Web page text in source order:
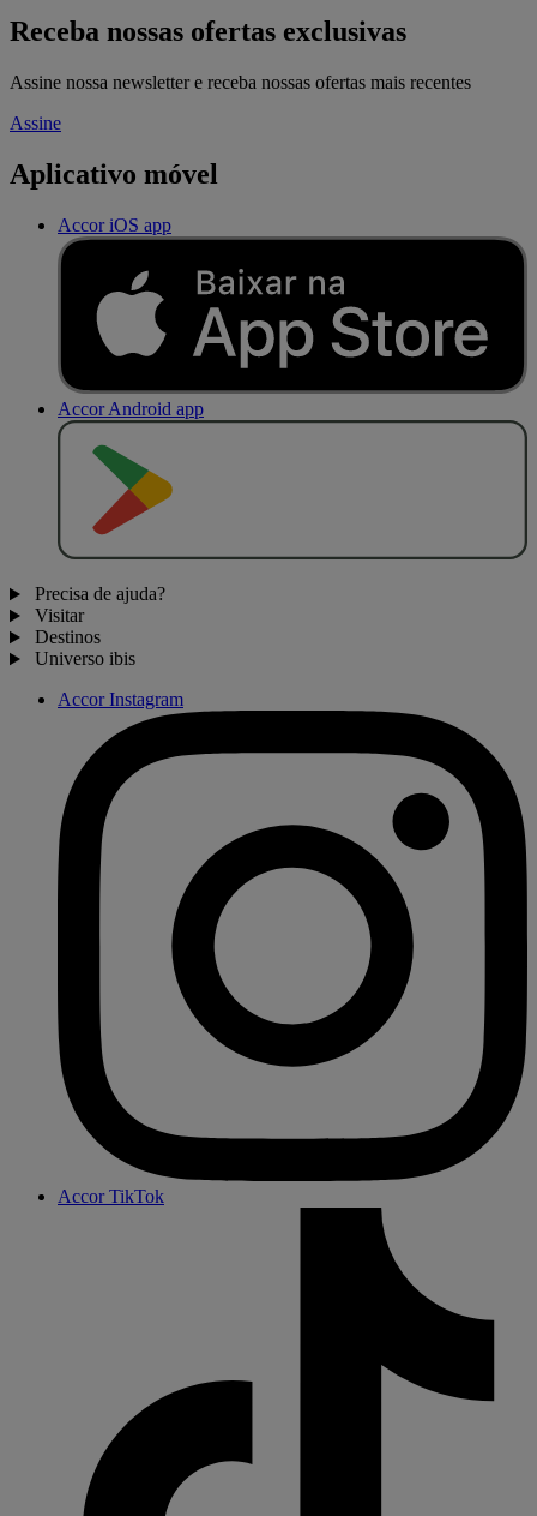
Receba nossas ofertas exclusivas
Assine nossa newsletter e receba nossas ofertas mais recentes
Assine
Aplicativo móvel
Accor iOS app
Accor Android app
Precisa de ajuda?
Visitar
Destinos
Universo ibis
Accor Instagram
Accor TikTok